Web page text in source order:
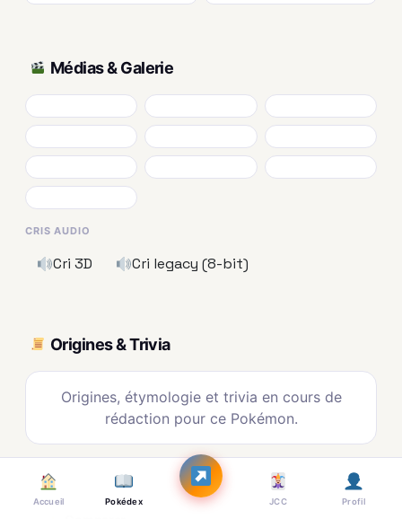
Médias & Galerie
CRIS AUDIO
Cri 3D Cri legacy (8-bit)
Origines & Trivia
Origines, étymologie et trivia en cours de
rédaction pour ce Pokémon.
Accueil Pokédex JCC Profil